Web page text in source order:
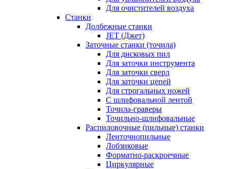
Для очистителей воздуха
Станки
Долбежные станки
JET (Джет)
Заточные станки (точила)
Для дисковых пил
Для заточки инструмента
Для заточки сверл
Для заточки цепей
Для строгальных ножей
С шлифовальной лентой
Точила-граверы
Точильно-шлифовальные
Распиловочные (пильные) станки
Ленточнопильные
Лобзиковые
Форматно-раскроечные
Циркулярные